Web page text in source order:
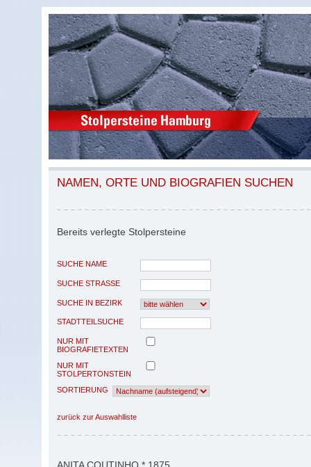
NAMEN, ORTE UND BIOGRAFIEN SUCHEN
Bereits verlegte Stolpersteine
SUCHE NAME
SUCHE STRASSE
SUCHE IN BEZIRK
STADTTEILSUCHE
NUR MIT
BIOGRAFIETEXTEN
NUR MIT
STOLPERTONSTEIN
SORTIERUNG
zurück zur Auswahlliste
ANITA COUTINHO * 1875